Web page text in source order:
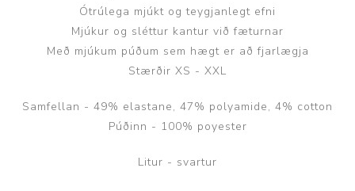
Ótrúlega mjúkt og teygjanlegt efni
Mjúkur og sléttur kantur við fæturnar
Með mjúkum púðum sem hægt er að fjarlægja
Stærðir XS - XXL
Samfellan - 49% elastane, 47% polyamide, 4% cotton
Púðinn - 100% poyester
Litur - svartur